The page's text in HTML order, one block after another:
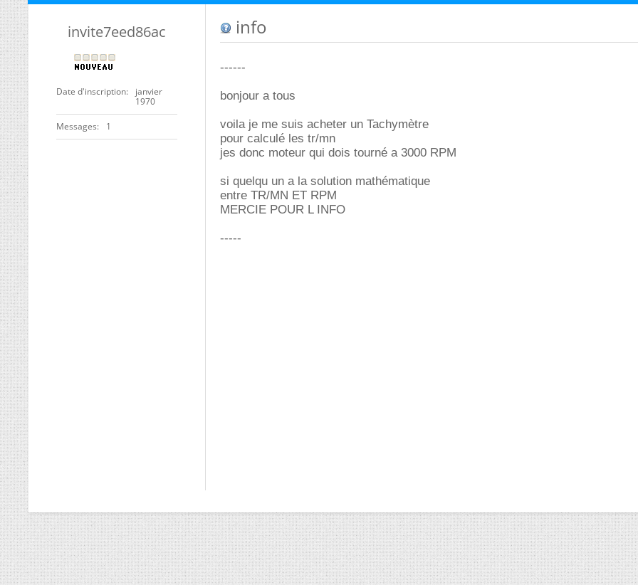
invite7eed86ac
Date d'inscription
janvier
1970
Messages 1
info
------
bonjour a tous
voila je me suis acheter un Tachymètre
pour calculé les tr/mn
jes donc moteur qui dois tourné a 3000 RPM
si quelqu un a la solution mathématique
entre TR/MN ET RPM
MERCIE POUR L INFO
-----